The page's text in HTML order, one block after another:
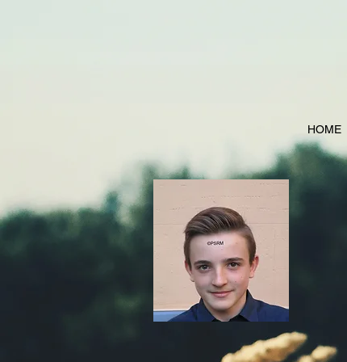
HOME